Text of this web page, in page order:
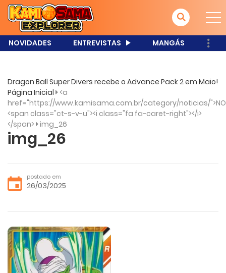
NOVIDADES ENTREVISTAS MANGÁS
Dragon Ball Super Divers recebe o Advance Pack 2 em Maio!
Página Inicial <a
href="https://www.kamisama.com.br/category/noticias/
<span class="ct-s-v-u"><i class="fa fa-caret-right"></i>
</span> img_26
img_26
postado em
26/03/2025